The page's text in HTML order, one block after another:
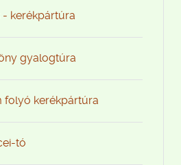
- kerékpártúra
gyalogtúra
folyó kerékpártúra
tó